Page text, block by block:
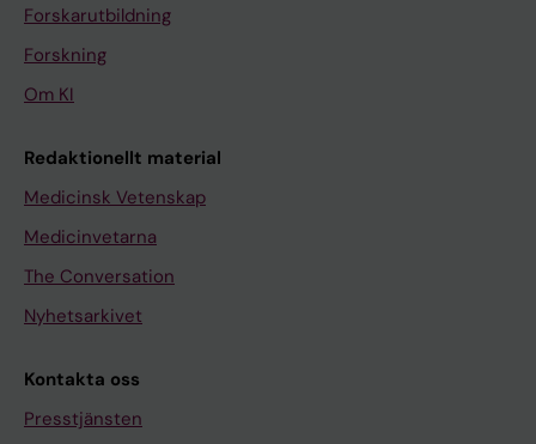
Forskarutbildning
Forskning
Om KI
Redaktionellt material
Medicinsk Vetenskap
Medicinvetarna
The Conversation
Nyhetsarkivet
Kontakta oss
Presstjänsten